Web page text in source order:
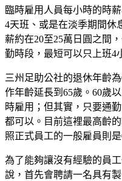
臨時雇用人員每小時的時
4天班、或是在淡季期間休
薪約在20至25萬日圓之間
勤時段，最短可以只上班4
三州足助公社的退休年齡
作年齡延長到65歲。60歲
時雇用；但其實，只要通
都可以。目前這裡最高齡
照正式員工的一般雇員則是
為了能夠讓沒有經驗的員
說，首先會聘請一名具有